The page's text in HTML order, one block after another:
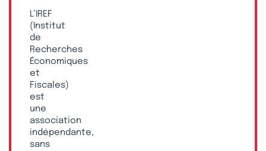
L’IREF
(Institut
de
Recherches
Économiques
et
Fiscales)
est
une
association
indépendante,
sans